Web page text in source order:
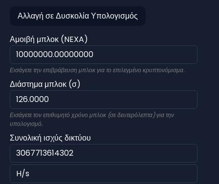
Αλλαγή σε Δυσκολία Υπολογισμός
Αμοιβή μπλοκ (NEXA)
Εισάγετε την επιβράβευση μπλοκ για το επιλεγμένο κρυπτονόμισμα.
Διάστημα μπλοκ (σ)
Εισάγετε τον επιθυμητό χρόνο μπλοκ (σε δευτερόλεπτα) για την
υπολογισμό.
Συνολική ισχύς δικτύου